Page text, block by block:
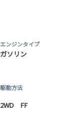
エンジンタイプ
ガソリン
駆動方法
2WD FF